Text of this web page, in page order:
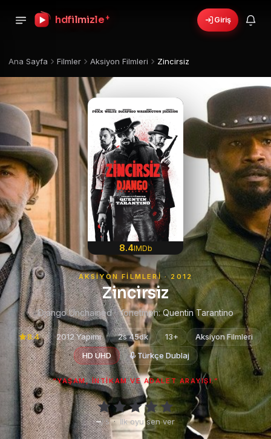
hdfilmizle + Giriş
Ana Sayfa Filmler Aksiyon Filmleri Zincirsiz
8.4IMDb
AKSIYON FILMLERI · 2012
Zincirsiz
Django Unchained · Yönetmen:Quentin Tarantino
8.4 2012 Yapımı 2s 45dk 13+
Aksiyon Filmleri
HD UHD
Türkçe Dublaj
“YAŞAM, INTIKAM VE ADALET ARAYIŞI.”
–/ 5 · İlk oyu sen ver